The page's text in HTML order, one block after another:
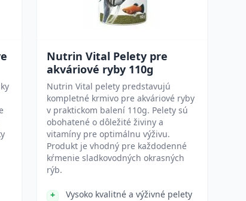
Nutrin Vital Pelety pre
akváriové ryby 110g
Nutrin Vital pelety predstavujú
kompletné krmivo pre akváriové ryby
v praktickom balení 110g. Pelety sú
obohatené o dôležité živiny a
vitamíny pre optimálnu výživu.
Produkt je vhodný pre každodenné
kŕmenie sladkovodných okrasných
rýb.
Vysoko kvalitné a výživné pelety